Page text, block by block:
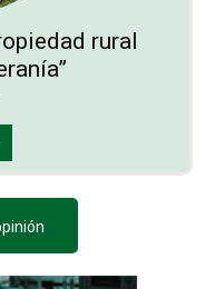
rural